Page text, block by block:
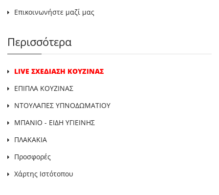
Επικοινωνήστε μαζί μας
Περισσότερα
LIVE ΣΧΕΔΙΑΣΗ ΚΟΥΖΙΝΑΣ
ΕΠΙΠΛΑ ΚΟΥΖΙΝΑΣ
ΝΤΟΥΛΑΠΕΣ ΥΠΝΟΔΩΜΑΤΙΟΥ
ΜΠΑΝΙΟ - ΕΙΔΗ ΥΓΙΕΙΝΗΣ
ΠΛΑΚΑΚΙΑ
Προσφορές
Χάρτης Ιστότοπου